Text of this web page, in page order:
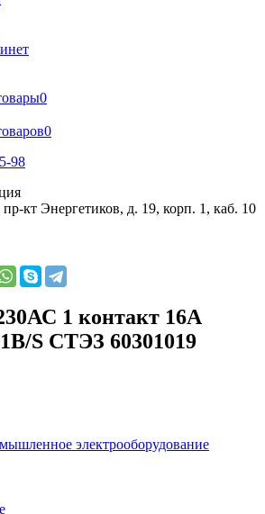
0
0
98
пр-кт Энергетиков, д. 19, корп. 1, каб. 10
1 контакт 16А
S СТЭЗ 60301019
электрооборудование